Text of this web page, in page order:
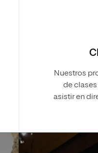
Nuestros
de clases
asistir en